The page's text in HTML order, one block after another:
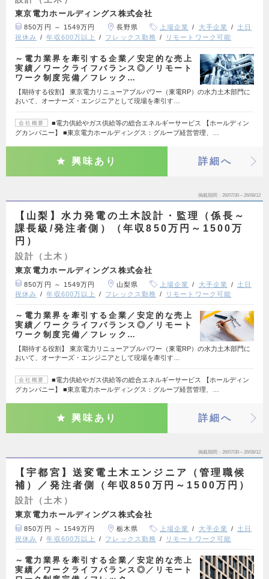
東京電力ホールディングス株式会社
850万円 ～ 1549万円 長野県 上場企業 大手企業
土日
祝休み
年収600万以上 フレックス勤務 リモートワーク可能
～電力業界を牽引する企業／安定的な売上
実績／ワークライフバランス◎／リモート
ワーク制度完備／フレック…
【期待する役割】 東京電力リニューアブルパワー（東電RP）の水力土木部門に
おいて、オーナーズ・エンジニアとして現場を牽引す…
会社概要
■電力供給やガス供給等の総合エネルギーサービス 【ホールディン
グカンパニー】 ■東京電力ホールディングス：グループ経営管理、…
興味あり 詳細へ
掲載期間 26/07/30～26/08/12
【山梨】水力発電の土木設計・監理（係長～
課長級/発注者側）（年収850万円～1500万
円）
設計（土木）
東京電力ホールディングス株式会社
850万円 ～ 1549万円 山梨県 上場企業 大手企業
土日
祝休み
年収600万以上 フレックス勤務 リモートワーク可能
～電力業界を牽引する企業／安定的な売上
実績／ワークライフバランス◎／リモート
ワーク制度完備／フレック…
【期待する役割】 東京電力リニューアブルパワー（東電RP）の水力土木部門に
おいて、オーナーズ・エンジニアとして現場を牽引す…
会社概要
■電力供給やガス供給等の総合エネルギーサービス 【ホールディン
グカンパニー】 ■東京電力ホールディングス：グループ経営管理、…
興味あり 詳細へ
掲載期間 26/07/30～26/08/12
【宇都宮】送変電土木エンジニア（管理職候
補）／発注者側（年収850万円～1500万円）
設計（土木）
東京電力ホールディングス株式会社
850万円 ～ 1549万円 栃木県 上場企業 大手企業
土日
祝休み
年収600万以上 フレックス勤務 リモートワーク可能
～電力業界を牽引する企業／安定的な売上
実績／ワークライフバランス◎／リモート